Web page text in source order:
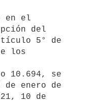
del
5° de
los
10.694, se
de enero de
10 de